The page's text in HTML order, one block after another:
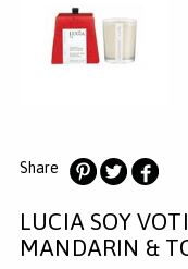
HELP
KLANTENSERVICE
Share
op
Pinterest
op
Twitter
op
LUCIA SOY
MANDARIN &